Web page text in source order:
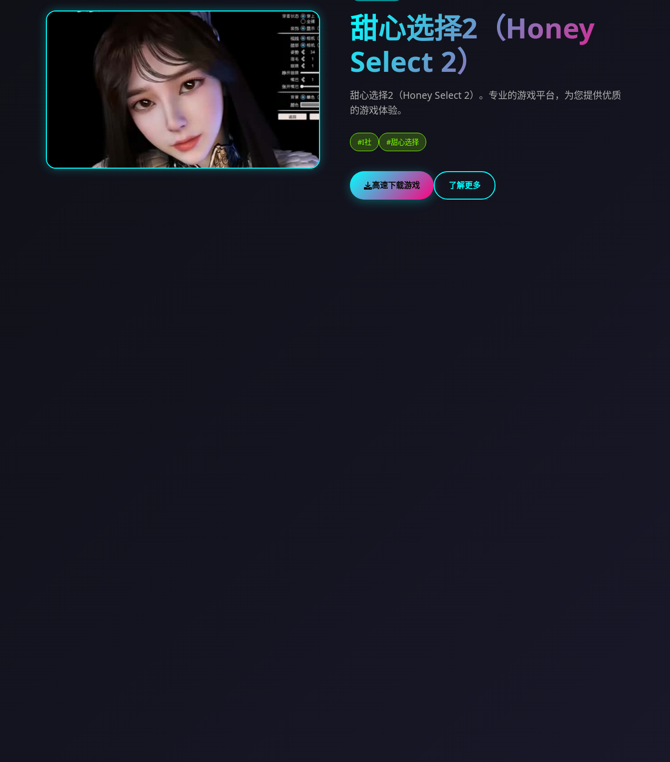
甜心选择2（Honey
Select 2）
甜心选择2（Honey Select 2）。专业的游戏平台，为您提供优质
的游戏体验。
#I社 #甜心选择
高速下载游戏 了解更多